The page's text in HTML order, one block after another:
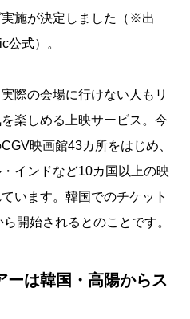
施が決定しました（※出
公式）。
際の会場に行けない人もリ
楽しめる上映サービス。今
映画館43カ所をはじめ、
インドなど10カ国以上の映
います。韓国でのチケット
開始されるとのことです。
ーは韓国・高陽からス